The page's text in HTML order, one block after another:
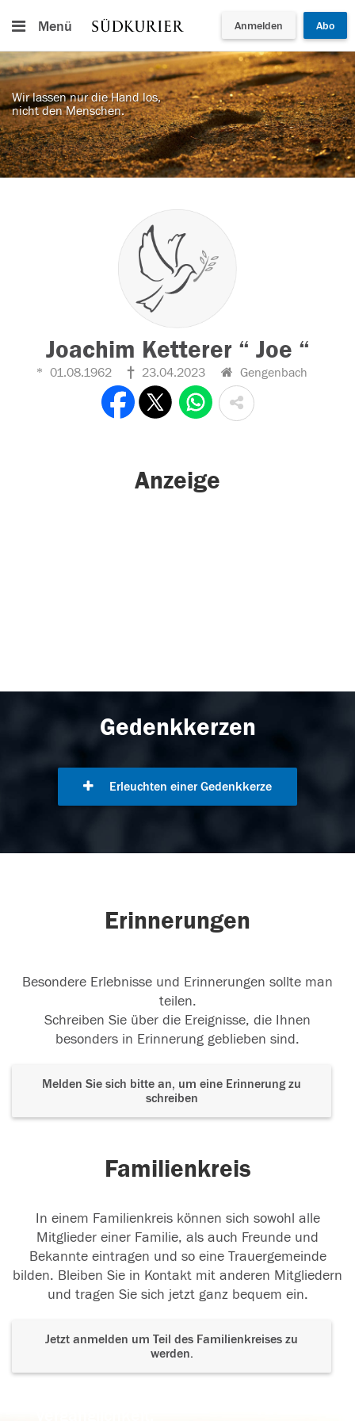
Menü Anmelden Abo
Wir lassen nur die Hand los,
nicht den Menschen.
Joachim Ketterer “ Joe “
01.08.1962 23.04.2023 Gengenbach
Anzeige
Gedenkkerzen
Erleuchten einer Gedenkkerze
Erinnerungen
Besondere Erlebnisse und Erinnerungen sollte man
teilen.
Schreiben Sie über die Ereignisse, die Ihnen
besonders in Erinnerung geblieben sind.
Melden Sie sich bitte an, um eine Erinnerung zu
schreiben
Familienkreis
In einem Familienkreis können sich sowohl alle
Mitglieder einer Familie, als auch Freunde und
Bekannte eintragen und so eine Trauergemeinde
bilden. Bleiben Sie in Kontakt mit anderen Mitgliedern
und tragen Sie sich jetzt ganz bequem ein.
Jetzt anmelden um Teil des Familienkreises zu
werden.